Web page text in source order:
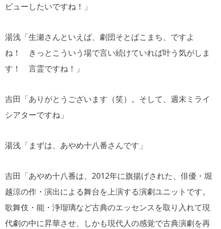
ビューしたいですね！」
湯浅「生瀬さんといえば、劇団そとばこまち、ですよ
ね！ きっとこういう場で言い続けていれば叶う気がしま
す！ 言霊ですね！」
吉田「ありがとうございます（笑）。そして、週末ミライ
シアターですね」
湯浅「まずは、あやめ十八番さんです」
吉田「あやめ十八番は、2012年に旗揚げされた、俳優・堀
越涼の作・演出による舞台を上演する演劇ユニットです。
歌舞伎・能・浄瑠璃など古典のエッセンスを取り入れて現
代劇の中に昇華させ、しかも現代人の感覚で古典演劇を再